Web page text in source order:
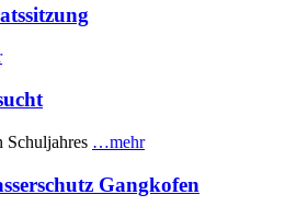
Schuljahres …mehr
Gangkofen